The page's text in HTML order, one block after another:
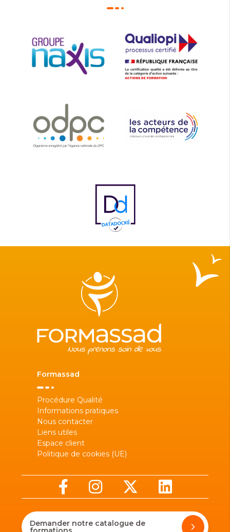
Formassad
Procédure Qualité
Informations pratiques
Nous contacter
Liens utiles
Espace client
Politique de cookies (UE)
Demander notre catalogue de